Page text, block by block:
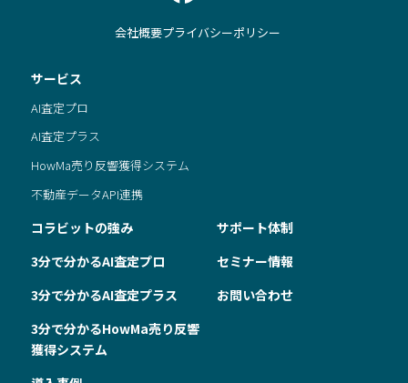
会社概要プライバシーポリシー
サービス
AI査定プロ
AI査定プラス
HowMa売り反響獲得システム
不動産データAPI連携
コラビットの強み
3分で分かるAI査定プロ
3分で分かるAI査定プラス
3分で分かるHowMa売り反響
獲得システム
サポート体制
セミナー情報
お問い合わせ